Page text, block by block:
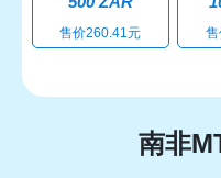
售价260.41元
南非